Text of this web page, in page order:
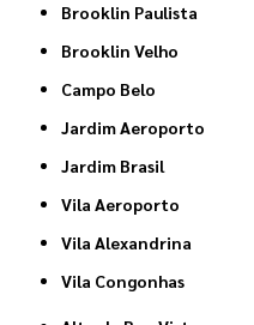
Brooklin Paulista
Brooklin Velho
Campo Belo
Jardim Aeroporto
Jardim Brasil
Vila Aeroporto
Vila Alexandrina
Vila Congonhas